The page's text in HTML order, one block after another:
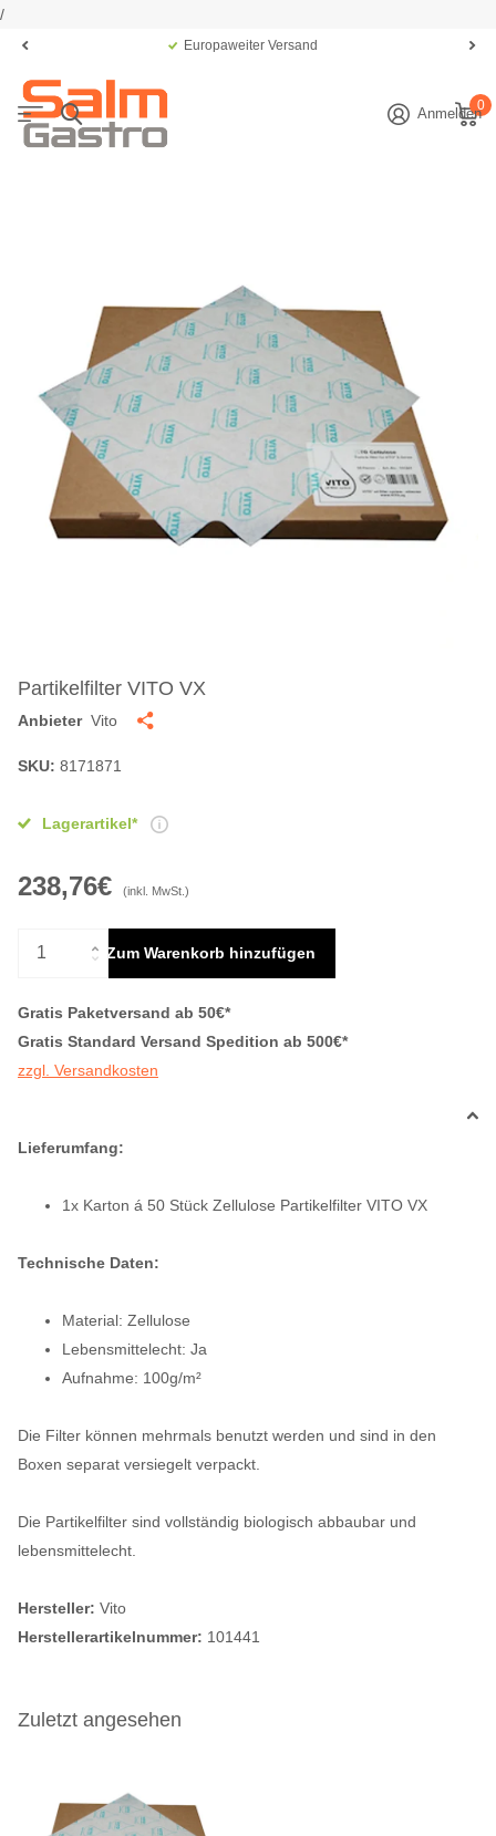
/
Europaweiter Versand
Anmelden0
Partikelfilter VITO VX
Anbieter Vito
SKU: 8171871
Lagerartikel*
238,76€ (inkl. MwSt.)
Zum Warenkorb hinzufügen
Gratis Paketversand ab 50€*
Gratis Standard Versand Spedition ab 500€*
zzgl. Versandkosten
Lieferumfang:
1x Karton á 50 Stück Zellulose Partikelfilter VITO VX
Technische Daten:
Material: Zellulose
Lebensmittelecht: Ja
Aufnahme: 100g/m²
Die Filter können mehrmals benutzt werden und sind in den
Boxen separat versiegelt verpackt.
Die Partikelfilter sind vollständig biologisch abbaubar und
lebensmittelecht.
Hersteller: Vito
Herstellerartikelnummer: 101441
Zuletzt angesehen